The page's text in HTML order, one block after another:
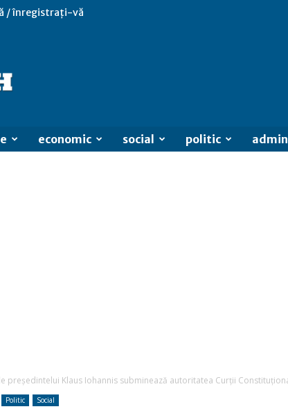
/ înregistrați-vă
economic social politic
preşedintelui Klaus Iohannis subminează autoritatea Curţii
Politic Social